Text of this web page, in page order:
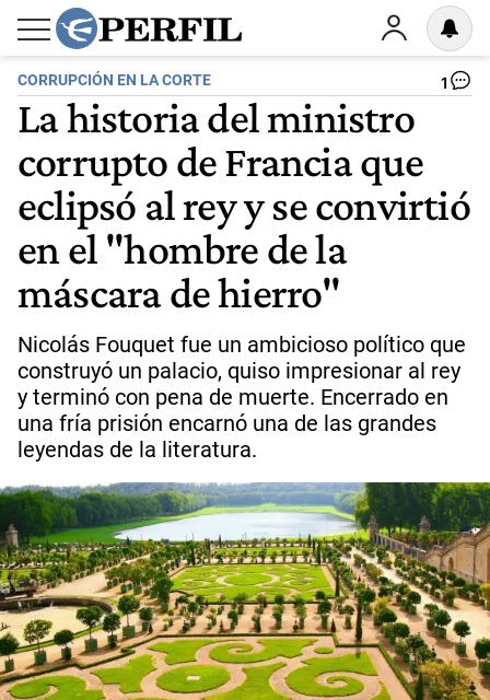
CORRUPCIÓN EN LA CORTE 1
La historia del ministro
corrupto de Francia que
eclipsó al rey y se convirtió
en el "hombre de la
máscara de hierro"
Nicolás Fouquet fue un ambicioso político que
construyó un palacio, quiso impresionar al rey
y terminó con pena de muerte. Encerrado en
una fría prisión encarnó una de las grandes
leyendas de la literatura.